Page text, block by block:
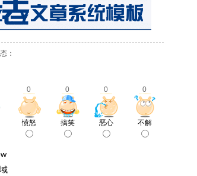
：
0 0 0 0
愤怒 搞笑 恶心 不解